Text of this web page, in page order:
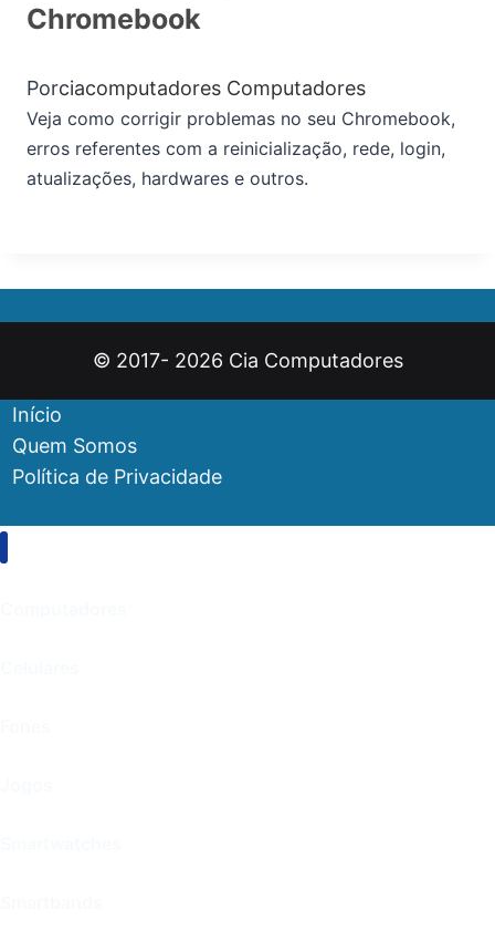
Chromebook
Porciacomputadores Computadores
Veja como corrigir problemas no seu Chromebook,
erros referentes com a reinicialização, rede, login,
atualizações, hardwares e outros.
© 2017- 2026 Cia Computadores
Início
Quem Somos
Política de Privacidade